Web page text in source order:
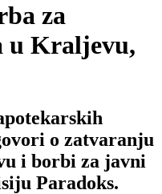
za
u Kraljevu,
o zatvaranju
i borbi za javni
Paradoks.